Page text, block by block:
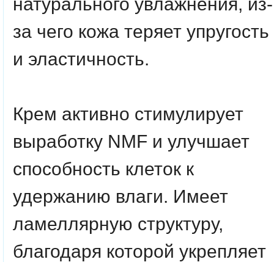
за чего кожа теряет упругость
и эластичность.
Крем активно стимулирует
выработку NMF и улучшает
способность клеток к
удержанию влаги. Имеет
ламеллярную структуру,
благодаря которой укрепляет